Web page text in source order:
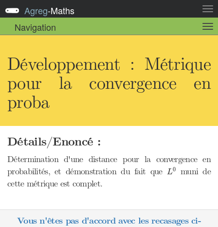
la
Agreg-Maths
Navigation
la
Développement : Métrique
pour la convergence en
proba
Détails/Enoncé :
Détermination d'une distance pour la convergence en
probabilités, et démonstration du fait que L0
L0 muni de
cette métrique est complet.
Vous n'êtes pas d'accord avec les recasages ci-